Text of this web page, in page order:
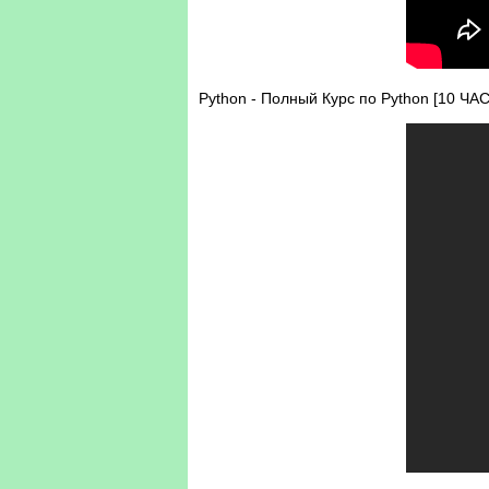
Python - Полный Курс по Python [10